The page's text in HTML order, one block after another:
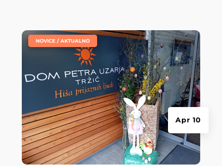
Apr 10
NOVICE / AKTUALNO